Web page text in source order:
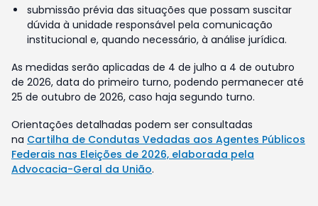
submissão prévia das situações que possam suscitar
dúvida à unidade responsável pela comunicação
institucional e, quando necessário, à análise jurídica.
As medidas serão aplicadas de 4 de julho a 4 de outubro
de 2026, data do primeiro turno, podendo permanecer até
25 de outubro de 2026, caso haja segundo turno.
Orientações detalhadas podem ser consultadas
na Cartilha de Condutas Vedadas aos Agentes Públicos
Federais nas Eleições de 2026, elaborada pela
Advocacia-Geral da União.